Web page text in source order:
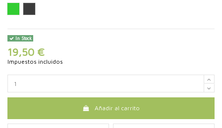
In Stock
19,50 €
Impuestos incluidos
Añadir al carrito